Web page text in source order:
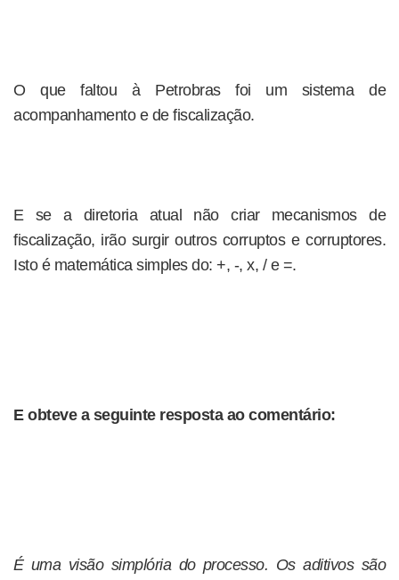
O que faltou à Petrobras foi um sistema de
acompanhamento e de fiscalização.
E se a diretoria atual não criar mecanismos de
fiscalização, irão surgir outros corruptos e corruptores.
Isto é matemática simples do: +, -, x, / e =.
E obteve a seguinte resposta ao comentário:
É uma visão simplória do processo. Os aditivos são